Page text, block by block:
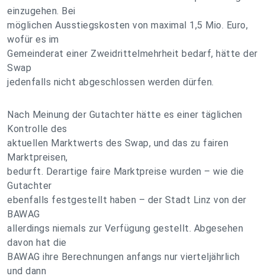
einzugehen. Bei
möglichen Ausstiegskosten von maximal 1,5 Mio. Euro,
wofür es im
Gemeinderat einer Zweidrittelmehrheit bedarf, hätte der
Swap
jedenfalls nicht abgeschlossen werden dürfen.
Nach Meinung der Gutachter hätte es einer täglichen
Kontrolle des
aktuellen Marktwerts des Swap, und das zu fairen
Marktpreisen,
bedurft. Derartige faire Marktpreise wurden – wie die
Gutachter
ebenfalls festgestellt haben – der Stadt Linz von der
BAWAG
allerdings niemals zur Verfügung gestellt. Abgesehen
davon hat die
BAWAG ihre Berechnungen anfangs nur vierteljährlich
und dann